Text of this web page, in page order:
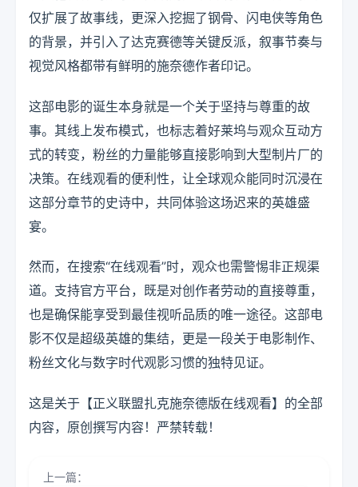
仅扩展了故事线，更深入挖掘了钢骨、闪电侠等角色
的背景，并引入了达克赛德等关键反派，叙事节奏与
视觉风格都带有鲜明的施奈德作者印记。
这部电影的诞生本身就是一个关于坚持与尊重的故
事。其线上发布模式，也标志着好莱坞与观众互动方
式的转变，粉丝的力量能够直接影响到大型制片厂的
决策。在线观看的便利性，让全球观众能同时沉浸在
这部分章节的史诗中，共同体验这场迟来的英雄盛
宴。
然而，在搜索“在线观看”时，观众也需警惕非正规渠
道。支持官方平台，既是对创作者劳动的直接尊重，
也是确保能享受到最佳视听品质的唯一途径。这部电
影不仅是超级英雄的集结，更是一段关于电影制作、
粉丝文化与数字时代观影习惯的独特见证。
这是关于【正义联盟扎克施奈德版在线观看】的全部
内容，原创撰写内容！严禁转载！
上一篇：